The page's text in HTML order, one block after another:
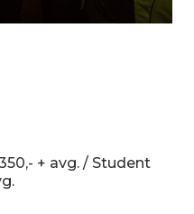
+ avg. / Student